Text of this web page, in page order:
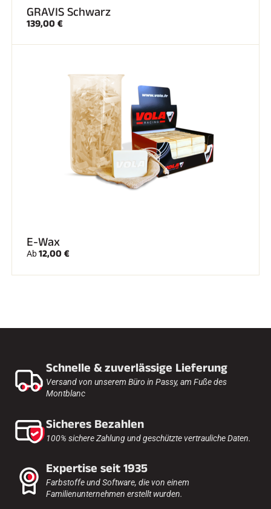
GRAVIS Schwarz
139,00 €
E-Wax
Ab12,00 €
Schnelle & zuverlässige Lieferung
Versand von unserem Büro in Passy, am Fuße des
Montblanc
Sicheres Bezahlen
100% sichere Zahlung und geschützte vertrauliche Daten.
Expertise seit 1935
Farbstoffe und Software, die von einem
Familienunternehmen erstellt wurden.